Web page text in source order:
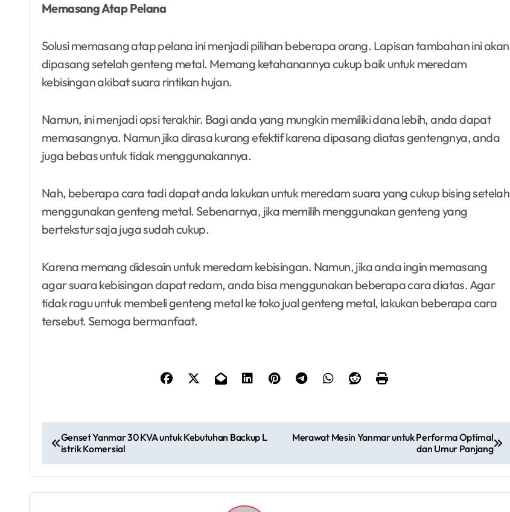
Memasang Atap Pelana
Solusi memasang atap pelana ini menjadi pilihan beberapa orang. Lapisan tambahan ini akan
dipasang setelah genteng metal. Memang ketahanannya cukup baik untuk meredam
kebisingan akibat suara rintikan hujan.
Namun, ini menjadi opsi terakhir. Bagi anda yang mungkin memiliki dana lebih, anda dapat
memasangnya. Namun jika dirasa kurang efektif karena dipasang diatas gentengnya, anda
juga bebas untuk tidak menggunakannya.
Nah, beberapa cara tadi dapat anda lakukan untuk meredam suara yang cukup bising setelah
menggunakan genteng metal. Sebenarnya, jika memilih menggunakan genteng yang
bertekstur saja juga sudah cukup.
Karena memang didesain untuk meredam kebisingan. Namun, jika anda ingin memasang
agar suara kebisingan dapat redam, anda bisa menggunakan beberapa cara diatas. Agar
tidak ragu untuk membeli genteng metal ke toko jual genteng metal, lakukan beberapa cara
tersebut. Semoga bermanfaat.
o
s
Genset Yanmar 30 KVA untuk Kebutuhan Backup L
istrik Komersial
Merawat Mesin Yanmar untuk Performa Optimal
dan Umur Panjang